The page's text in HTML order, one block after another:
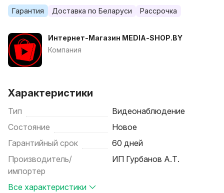
Гарантия
Доставка по Беларуси Рассрочка
Интернет-Магазин MEDIA-SHOP.BY
Компания
Характеристики
Тип
Видеонаблюдение
Состояние
Новое
Гарантийный срок
60 дней
Производитель/
импортер
ИП Гурбанов А.Т.
Все характеристики